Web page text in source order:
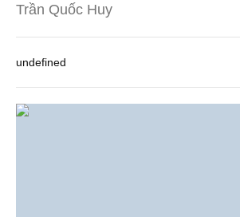
Trần Quốc Huy
undefined